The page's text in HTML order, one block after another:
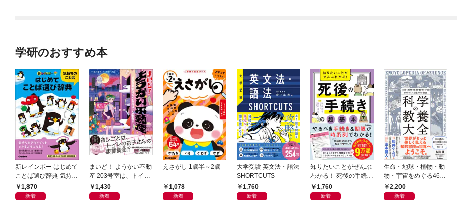
学研のおすすめ本
新レインボー はじめて
ことば選び辞典 気持ち
のことば
1,870
新着
まいど！ ようかい不動
産 203号室は、トイレ
の花子さんの部屋？
1,430
新着
えさがし 1歳半～2歳
1,078
新着
大学受験 英文法・語法
SHORTCUTS
1,760
新着
知りたいことがぜんぶ
わかる！ 死後の手続き
の超基本
1,760
新着
生命・地球・植物・動
物・宇宙をめぐる46億
年の物語 科学の教養大
全
2,200
新着